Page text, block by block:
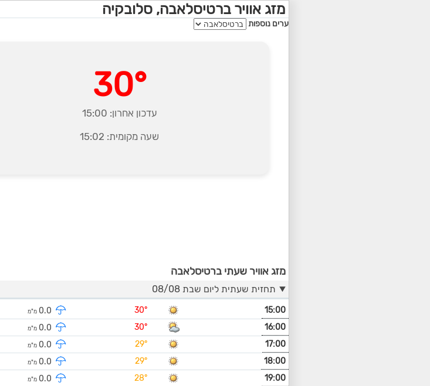
מזג אוויר ברטיסלאבה, סלובקיה
ערים נוספות
30°
עדכון אחרון: 15:00
שעה מקומית: 15:02
מזג אוויר שעתי ברטיסלאבה
תחזית שעתית ליום שבת 08/08
15:00
30° מ"מ
16:00
30° מ"מ
17:00
29° מ"מ
18:00
29° מ"מ
19:00
28° מ"מ